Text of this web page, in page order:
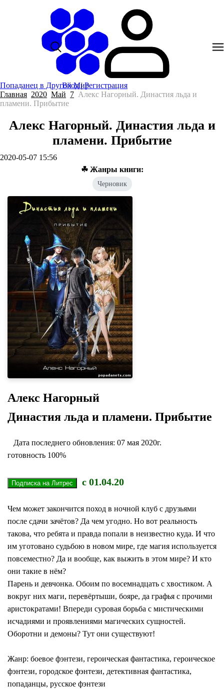
Попаданец в Другой Мир
Вход|Регистрация
Главная 2020 Май 7 Алекс Нагорный. Династия льда и
пламени. Прибытие
Алекс Нагорный. Династия льда и
пламени. Прибытие
2020-05-07 15:56
☘ Жанры книги:
Черновик
Алекс Нагорный
Династия льда и пламени. Прибытие
Дата последнего обновления: 07 мая 2020г.
готовность 100%
с 01.04.20
Чем может закончится поход в ночной клуб с друзьями
после сдачи зачётов? Да чем угодно. Но вот реальность
такова, что ребята и правда попали в неизвестно куда. И что
им уготовано судьбою в новом мире, где магия используется
повсеместно? Да и вообще, как выжить в этом мире? И кто
они такие в нём?
Парень и девчонка. Обоим по восемнадцать с хвостиком. А
вокруг них маги, перевёртыши, бояре, да графья с прочими
аристократами! Впереди суровая борьба с мистическими
исчадиями и проявлениями магических сущностей.
Оборотни и демоны? Тут они существуют!
Жанр: боевое фэнтези, героическая фантастика, героическое
фэнтези, городское фэнтези, детективная фантастика,
попаданцы, русское фэнтези